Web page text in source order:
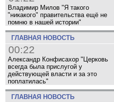
Владимир Милов "Я такого
"никакого" правительства ещё не
помню в нашей истории"
ГЛАВНАЯ НОВОСТЬ
00:22
Александр Конфисахор "Церковь
всегда была прислугой у
действующей власти и за это
поплатилась"
ГЛАВНАЯ НОВОСТЬ